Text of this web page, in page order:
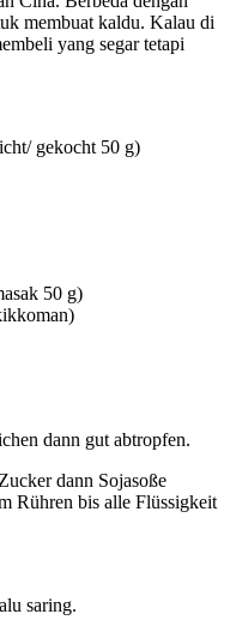
membuat kaldu. Kalau di
yang segar tetapi
gekocht 50 g)
50 g)
dann gut abtropfen.
dann Sojasoße
Rühren bis alle Flüssigkeit
saring.